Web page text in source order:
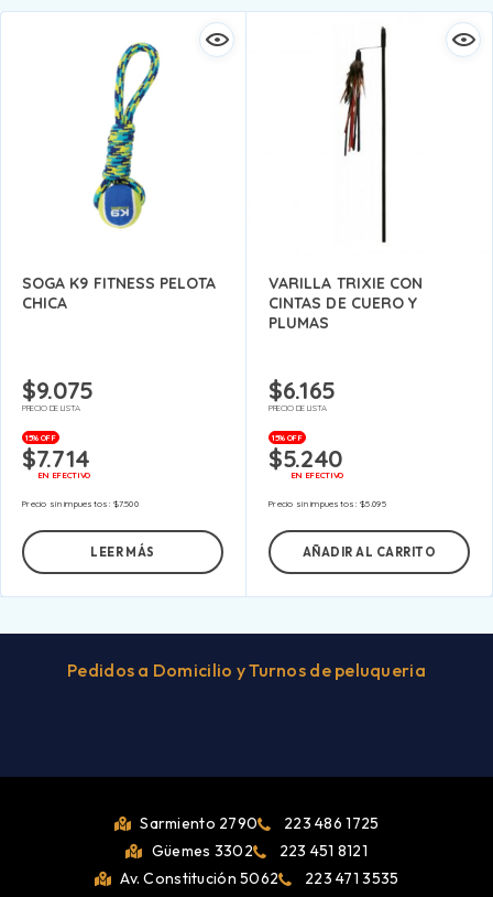
SOGA K9 FITNESS PELOTA
CHICA
$9.075
PRECIO DE LISTA
15% OFF
$7.714
EN EFECTIVO
Precio sin impuestos:$7.500
LEER MÁS
VARILLA TRIXIE CON
CINTAS DE CUERO Y
PLUMAS
$6.165
PRECIO DE LISTA
15% OFF
$5.240
EN EFECTIVO
Precio sin impuestos:$5.095
AÑADIR AL CARRITO
Pedidos a Domicilio y Turnos de peluqueria
Sarmiento 2790
223 486 1725
Güemes 3302
223 451 8121
Av. Constitución 5062
223 471 3535